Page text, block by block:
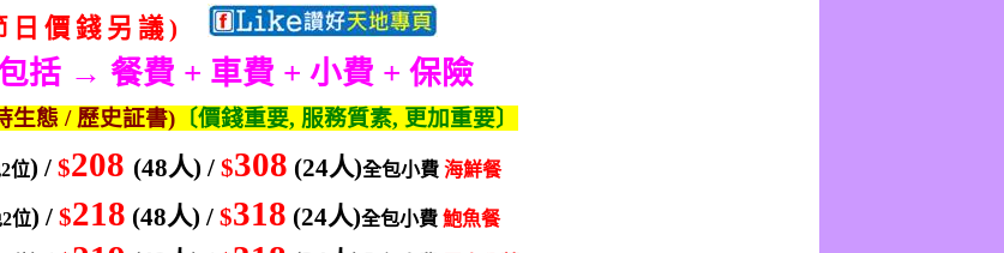
日 價 錢 另 議)
括 → 餐費 + 車費 + 小費 + 保險
生態 / 歷史証書)〔價錢重要, 服務質素, 更加重要〕
2位) /$208 (48人) /$308 (24人)全包小費海鮮餐
2位) /$218 (48人) /$318 (24人)全包小費鮑魚餐